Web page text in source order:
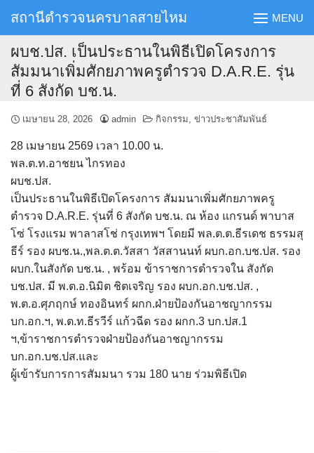
สถานีตำรวจนครบาลสายไหม MENU
ผบช.ปส. เป็นประธานในพิธีเปิดโครงการ
สัมมนาเพิ่มศักยภาพครูตำรวจ D.A.R.E. รุ่น
ที่ 6 สังกัด บช.น.
เมษายน 28, 2026 admin กิจกรรม, ข่าวประชาสัมพันธ์
28 เมษายน 2569 เวลา 10.00 น.
พล.ต.ท.อาชยน ไกรทอง
ผบช.ปส.
เป็นประธานในพิธีเปิดโครงการ สัมมนาเพิ่มศักยภาพครู
ตำรวจ D.A.R.E. รุ่นที่ 6 สังกัด บช.น. ณ ห้อง แกรนด์ พาบาส
โซ่ โรงแรม พาลาสโช่ กรุงเทพฯ โดยมี พล.ต.ต.ธีรเดช ธรรมสุ
ธีร์ รอง ผบช.น.,พล.ต.ต.วัสสา วัสสานนท์ ผบก.อก.บช.ปส. รอง
ผบก.ในสังกัด บช.น. , พร้อม ข้าราชการตำรวจใน สังกัด
บช.ปส. มี พ.ต.อ.นิมิต ชิตเจริญ รอง ผบก.อก.บช.ปส. ,
พ.ต.อ.ศุภฤกษ์ ทองอินทร์ ผกก.ฝ่ายป้องกันอาชญากรรม
บก.อก.ฯ, พ.ต.ท.ธีรวีร์ แก้วฉีด รอง ผกก.3 บก.ปส.1
ฯ,ข้าราชการตำรวจฝ่ายป้องกันอาชญากรรม
บก.อก.บช.ปส.และ
ผู้เข้ารับการการสัมมนา รวม 180 นาย ร่วมพิธีเปิด